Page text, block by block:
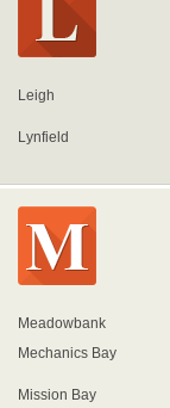
Leigh
Lynfield
Meadowbank
Mechanics Bay
Mission Bay